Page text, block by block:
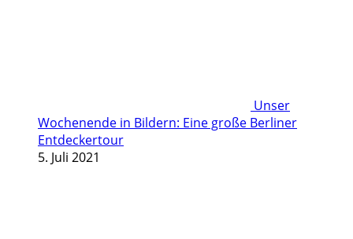
Unser
Wochenende in Bildern: Eine große Berliner
Entdeckertour
5. Juli 2021